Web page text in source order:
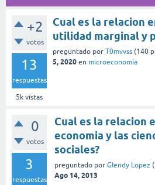
+2
votos
13
respuestas
5k vistas
Cual es la relacion
utilidad marginal y
preguntado por T0mvvss (140
5, 2020 en microeconomía
0
votos
3
respuestas
Cual es la relacion
economia y las
sociales?
preguntado por Glendy Lopez (
Ago 14, 2013